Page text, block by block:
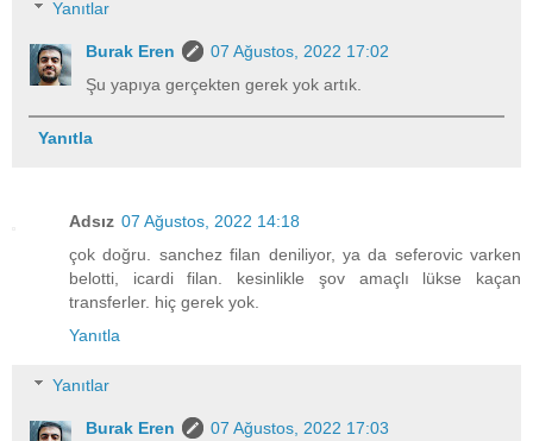
Yanıtlar
Burak Eren
07 Ağustos, 2022 17:02
Şu yapıya gerçekten gerek yok artık.
Yanıtla
Adsız 07 Ağustos, 2022 14:18
çok doğru. sanchez filan deniliyor, ya da seferovic varken
belotti, icardi filan. kesinlikle şov amaçlı lükse kaçan
transferler. hiç gerek yok.
Yanıtla
Yanıtlar
Burak Eren
07 Ağustos, 2022 17:03